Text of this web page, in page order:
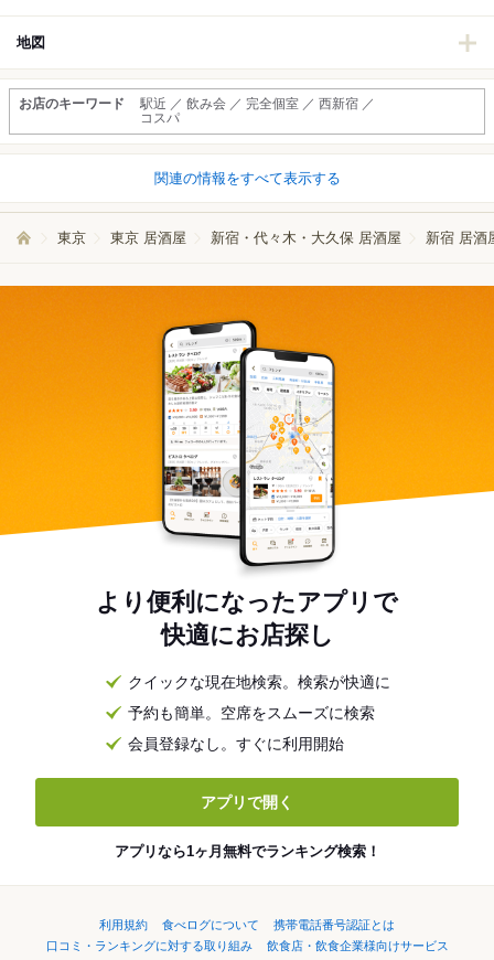
地図
お店のキーワード
駅近 ／ 飲み会 ／ 完全個室 ／ 西新宿 ／
コスパ
関連の情報をすべて表示する
東京 東京 居酒屋 新宿・代々木・大久保 居酒屋 新宿 居酒
より便利になったアプリで
快適にお店探し
クイックな現在地検索。検索が快適に
予約も簡単。空席をスムーズに検索
会員登録なし。すぐに利用開始
アプリで開く
アプリなら1ヶ月無料でランキング検索！
利用規約 食べログについて
携帯電話番号認証とは
口コミ・ランキングに対する取り組み
飲食店・飲食企業様向けサービス